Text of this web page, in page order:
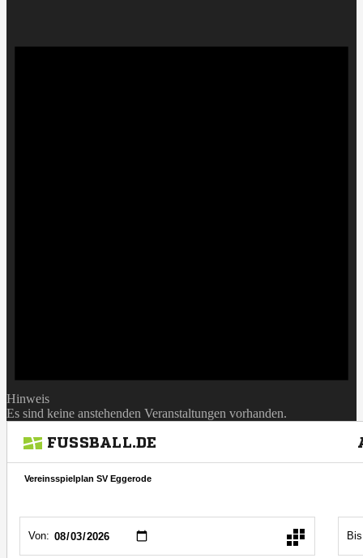
Hinweis
Es sind keine anstehenden Veranstaltungen vorhanden.